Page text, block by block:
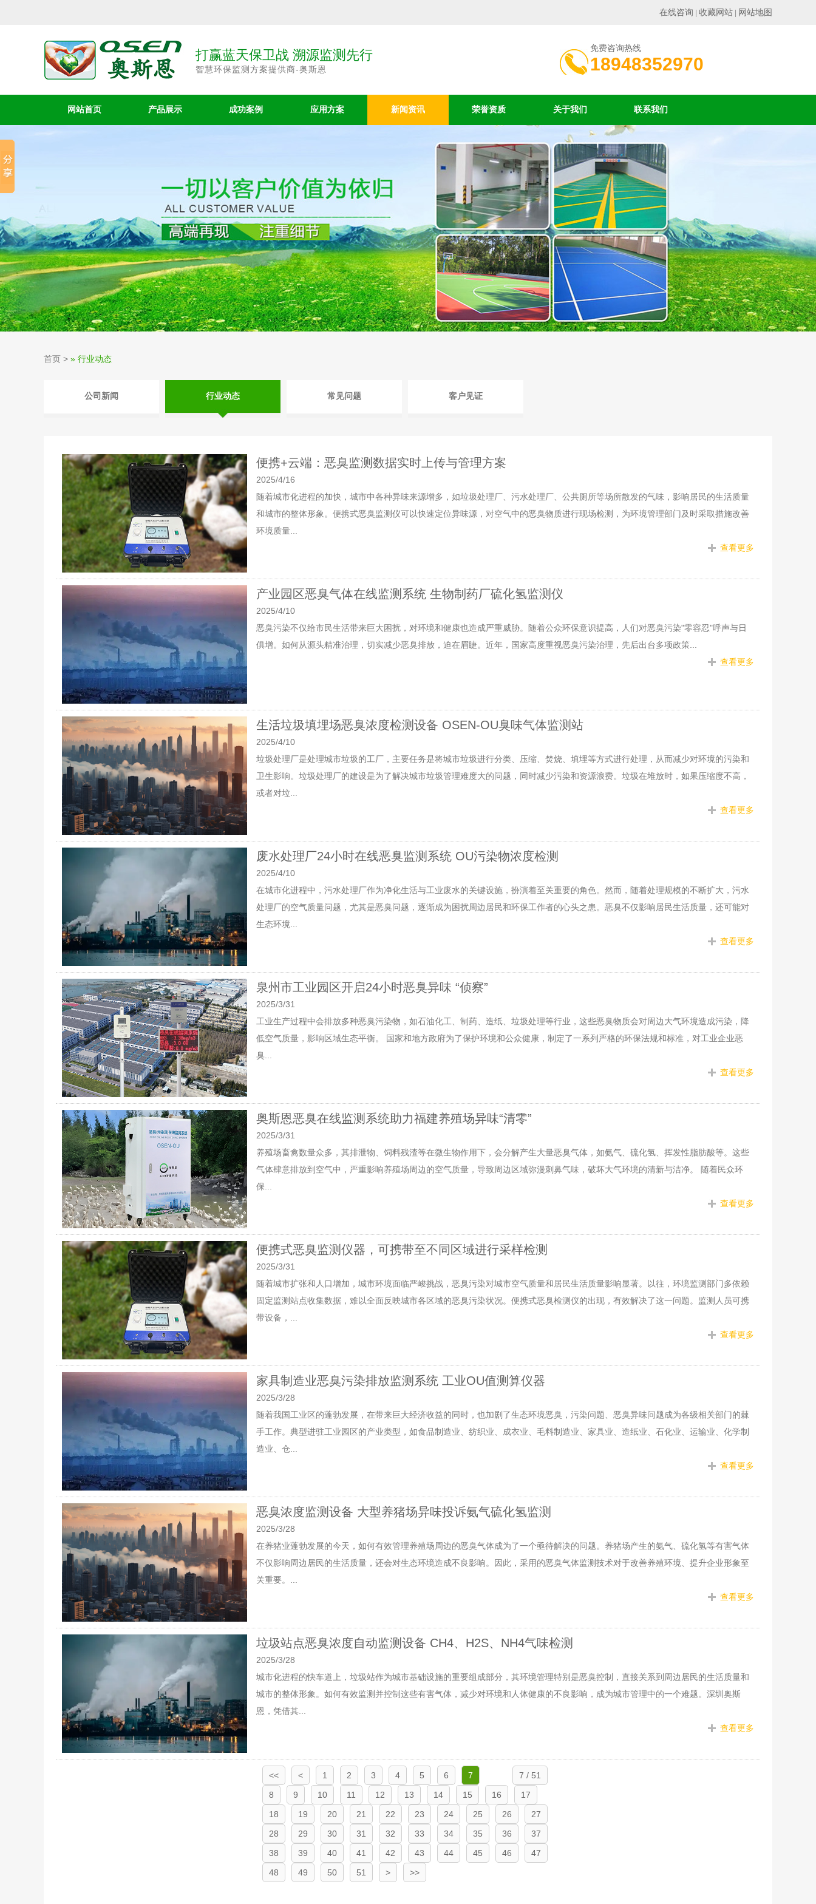
在线咨询 收藏网站 网站地图
打赢蓝天保卫战 溯源监测先行
智慧环保监测方案提供商-奥斯恩
免费咨询热线
18948352970
网站首页 产品展示 成功案例 应用方案 新闻资讯 荣誉资质 关于我们 联系我们
首页 > » 行业动态
公司新闻 行业动态 常见问题 客户见证
便携+云端：恶臭监测数据实时上传与管理方案
2025/4/16
随着城市化进程的加快，城市中各种异味来源增多，如垃圾处理厂、污水处理厂、公共厕所等场所散发的气味，影响居民的生活质量
和城市的整体形象。便携式恶臭监测仪可以快速定位异味源，对空气中的恶臭物质进行现场检测，为环境管理部门及时采取措施改善
环境质量...
查看更多
产业园区恶臭气体在线监测系统 生物制药厂硫化氢监测仪
2025/4/10
恶臭污染不仅给市民生活带来巨大困扰，对环境和健康也造成严重威胁。随着公众环保意识提高，人们对恶臭污染"零容忍"呼声与日
俱增。如何从源头精准治理，切实减少恶臭排放，迫在眉睫。近年，国家高度重视恶臭污染治理，先后出台多项政策...
查看更多
生活垃圾填埋场恶臭浓度检测设备 OSEN-OU臭味气体监测站
2025/4/10
垃圾处理厂是处理城市垃圾的工厂，主要任务是将城市垃圾进行分类、压缩、焚烧、填埋等方式进行处理，从而减少对环境的污染和
卫生影响。垃圾处理厂的建设是为了解决城市垃圾管理难度大的问题，同时减少污染和资源浪费。垃圾在堆放时，如果压缩度不高，
或者对垃...
查看更多
废水处理厂24小时在线恶臭监测系统 OU污染物浓度检测
2025/4/10
在城市化进程中，污水处理厂作为净化生活与工业废水的关键设施，扮演着至关重要的角色。然而，随着处理规模的不断扩大，污水
处理厂的空气质量问题，尤其是恶臭问题，逐渐成为困扰周边居民和环保工作者的心头之患。恶臭不仅影响居民生活质量，还可能对
生态环境...
查看更多
泉州市工业园区开启24小时恶臭异味 “侦察”
2025/3/31
工业生产过程中会排放多种恶臭污染物，如石油化工、制药、造纸、垃圾处理等行业，这些恶臭物质会对周边大气环境造成污染，降
低空气质量，影响区域生态平衡。 国家和地方政府为了保护环境和公众健康，制定了一系列严格的环保法规和标准，对工业企业恶
臭...
查看更多
奥斯恩恶臭在线监测系统助力福建养殖场异味“清零”
2025/3/31
养殖场畜禽数量众多，其排泄物、饲料残渣等在微生物作用下，会分解产生大量恶臭气体，如氨气、硫化氢、挥发性脂肪酸等。这些
气体肆意排放到空气中，严重影响养殖场周边的空气质量，导致周边区域弥漫刺鼻气味，破坏大气环境的清新与洁净。 随着民众环
保...
查看更多
便携式恶臭监测仪器，可携带至不同区域进行采样检测
2025/3/31
随着城市扩张和人口增加，城市环境面临严峻挑战，恶臭污染对城市空气质量和居民生活质量影响显著。以往，环境监测部门多依赖
固定监测站点收集数据，难以全面反映城市各区域的恶臭污染状况。便携式恶臭检测仪的出现，有效解决了这一问题。监测人员可携
带设备，...
查看更多
家具制造业恶臭污染排放监测系统 工业OU值测算仪器
2025/3/28
随着我国工业区的蓬勃发展，在带来巨大经济收益的同时，也加剧了生态环境恶臭，污染问题、恶臭异味问题成为各级相关部门的棘
手工作。典型进驻工业园区的产业类型，如食品制造业、纺织业、成衣业、毛料制造业、家具业、造纸业、石化业、运输业、化学制
造业、仓...
查看更多
恶臭浓度监测设备 大型养猪场异味投诉氨气硫化氢监测
2025/3/28
在养猪业蓬勃发展的今天，如何有效管理养殖场周边的恶臭气体成为了一个亟待解决的问题。养猪场产生的氨气、硫化氢等有害气体
不仅影响周边居民的生活质量，还会对生态环境造成不良影响。因此，采用的恶臭气体监测技术对于改善养殖环境、提升企业形象至
关重要。...
查看更多
垃圾站点恶臭浓度自动监测设备 CH4、H2S、NH4气味检测
2025/3/28
城市化进程的快车道上，垃圾站作为城市基础设施的重要组成部分，其环境管理特别是恶臭控制，直接关系到周边居民的生活质量和
城市的整体形象。如何有效监测并控制这些有害气体，减少对环境和人体健康的不良影响，成为城市管理中的一个难题。深圳奥斯
恩，凭借其...
查看更多
7 / 51
<< < 1 2 3 4 5 6
7
8
9 10 11 12 13 14 15 16
17
18
19 20 21 22 23 24 25 26
27
28
29 30 31 32 33 34 35 36
37
38
39 40 41 42 43 44 45 46
47
48
49 50 51 > >>